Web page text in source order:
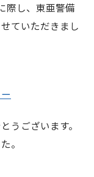
際し、東亜警備
ていただきまし
うございます。
。